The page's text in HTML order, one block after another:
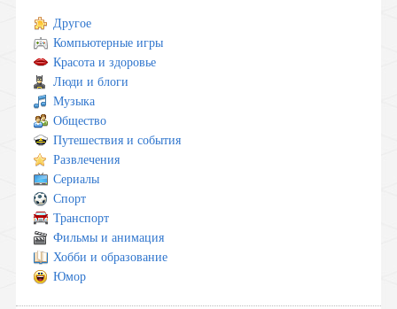
Другое
Компьютерные игры
Красота и здоровье
Люди и блоги
Музыка
Общество
Путешествия и события
Развлечения
Сериалы
Спорт
Транспорт
Фильмы и анимация
Хобби и образование
Юмор